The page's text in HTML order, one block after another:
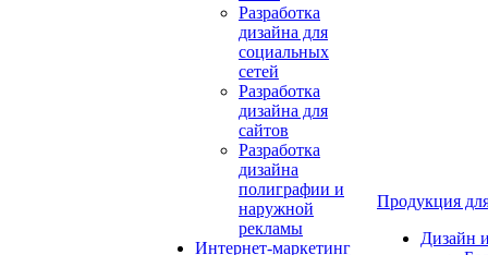
Разработка
дизайна для
социальных
сетей
Разработка
дизайна для
сайтов
Разработка
дизайна
полиграфии и
наружной
рекламы
Интернет-маркетинг
Продукция
Дизайн